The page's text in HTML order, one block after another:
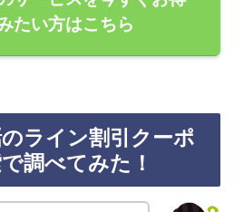
たい方はこちら
ライン割引クーポ
調べてみた！